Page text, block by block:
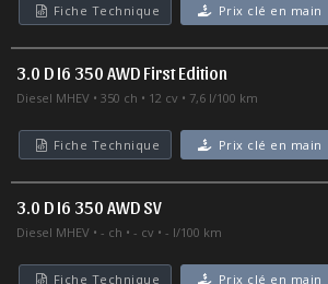
Fiche Technique Prix clé en main
3.0 D I6 350 AWD First Edition
Diesel MHEV 350 ch 12 cv 7,6 l/100 km
Fiche Technique Prix clé en main
3.0 D I6 350 AWD SV
Diesel MHEV - ch - cv - l/100 km
Fiche Technique Prix clé en main